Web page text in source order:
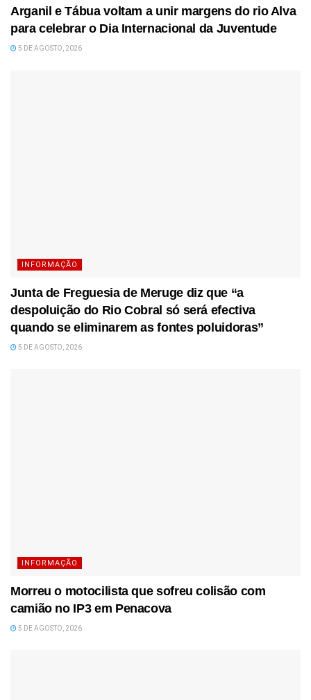
Arganil e Tábua voltam a unir margens do rio Alva
para celebrar o Dia Internacional da Juventude
5 DE AGOSTO, 2026
INFORMAÇÃO
Junta de Freguesia de Meruge diz que “a
despoluição do Rio Cobral só será efectiva
quando se eliminarem as fontes poluidoras”
5 DE AGOSTO, 2026
INFORMAÇÃO
Morreu o motocilista que sofreu colisão com
camião no IP3 em Penacova
5 DE AGOSTO, 2026